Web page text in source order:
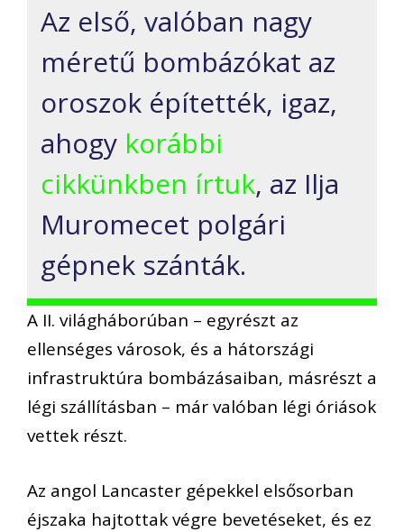
Az első, valóban nagy
méretű bombázókat az
oroszok építették, igaz,
ahogy korábbi
cikkünkben írtuk, az Ilja
Muromecet polgári
gépnek szánták.
A II. világháborúban – egyrészt az
ellenséges városok, és a hátországi
infrastruktúra bombázásaiban, másrészt a
légi szállításban – már valóban légi óriások
vettek részt.
Az angol Lancaster gépekkel elsősorban
éjszaka hajtottak végre bevetéseket, és ez